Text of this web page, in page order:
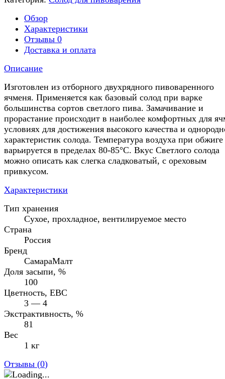
Обзор
Характеристики
Отзывы 0
Доставка и оплата
Описание
Изготовлен из отборного двухрядного пивоваренного
ячменя. Применяется как базовый солод при варке
большинства сортов светлого пива. Замачивание и
прорастание происходит в наиболее комфортных для
условиях для достижения высокого качества и
характеристик солода. Температура воздуха при обжиге
варьируется в пределах 80-85°С. Вкус Светлого солода
можно описать как слегка сладковатый, с ореховым
привкусом.
Характеристики
Тип хранения
Сухое, прохладное, вентилируемое место
Страна
Россия
Бренд
СамараМалт
Доля засыпи, %
100
Цветность, EBC
3 — 4
Экстрактивность, %
81
Вес
1 кг
Отзывы (0)